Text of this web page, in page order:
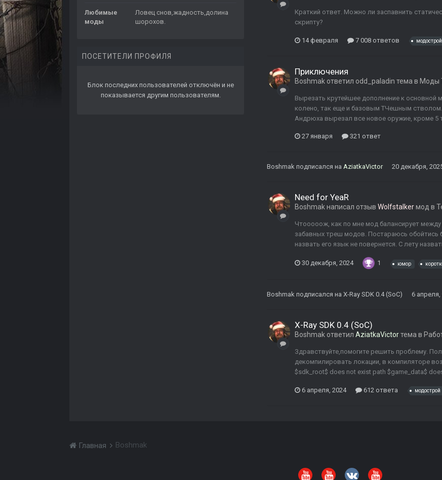
Любимые
моды
Ловец снов,жадность,долина
шорохов.
ПОСЕТИТЕЛИ ПРОФИЛЯ
Блок последних пользователей отключён и не
показывается другим пользователям.
Краткий ответ. Можно ли заспавнить
скрипту?
14 февраля 7 008 ответов модострой
Приключения
Boshmak ответил odd_paladin тема в Моды
Вырезать крутейшее дополнение к основной
колено, так еще и базовым ТЧешным
Андрюха вырезал все новое оружие, кроме 5
27 января 321 ответ
Boshmak подписался на AziatkaVictor 20 декабря,
Need for YeaR
Boshmakнаписал отзыв Wolfstalkerмод в
Чтооооож, как по мне мод балансирует
забавных треш модов. Постараюсь обойтись
назвать его язык не повернется. С лету
30 декабря, 2024 1 юмор
Boshmak подписался на X-Ray SDK 0.4 (SoC) 6 апреля,
X-Ray SDK 0.4 (SoC)
Boshmak ответил AziatkaVictorтема в
Здравствуйте,помогите решить проблему.
декомпилировать локации, в компиляторе
$sdk_root$ does not exist path $game_data$
6 апреля, 2024 612 ответа модострой
Главная Boshmak